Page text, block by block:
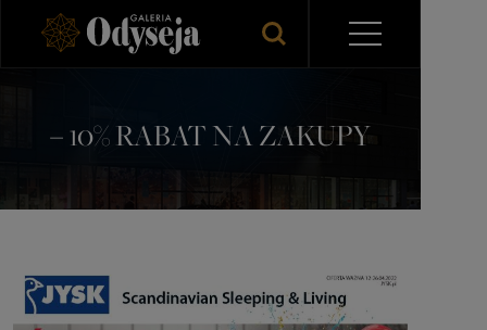
– 10% RABAT NA ZAKUPY